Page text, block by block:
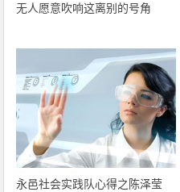
无人愿意吹响这离别的号角
永邑社会实践队心得之陈泽莹